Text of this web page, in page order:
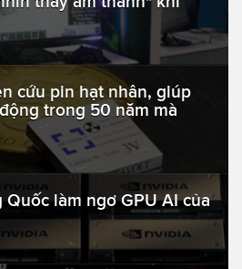
cứu pin hạt nhân, giúp
trong 50 năm mà
Quốc làm ngơ GPU AI của